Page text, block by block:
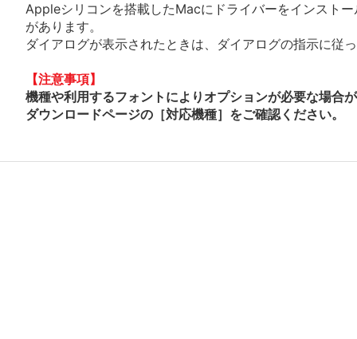
Appleシリコンを搭載したMacにドライバーをインスト
があります。
ダイアログが表示されたときは、ダイアログの指示に従
【注意事項】
機種や利用するフォントによりオプションが必要な場合
ダウンロードページの［対応機種］をご確認ください。